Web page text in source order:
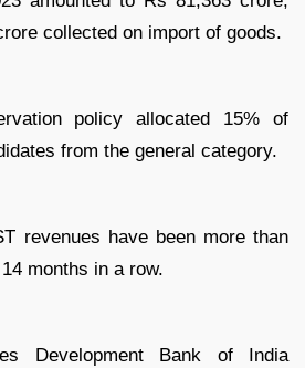
collected on import of goods.
policy allocated 15% of
from the general category.
revenues have been more than
months in a row.
Development Bank of India